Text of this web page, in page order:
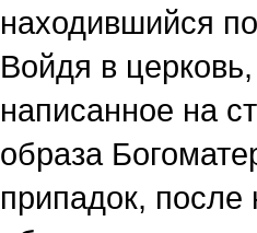
находившийся
Войдя в
написанное на
образа
припадок, после